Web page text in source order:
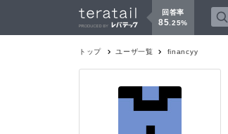
回答率
85 25%
トップ ユーザ一覧 financyy